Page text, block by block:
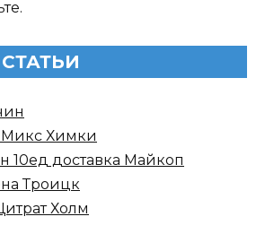
Микс Химки
10ед доставка Майкоп
Троицк
Холм